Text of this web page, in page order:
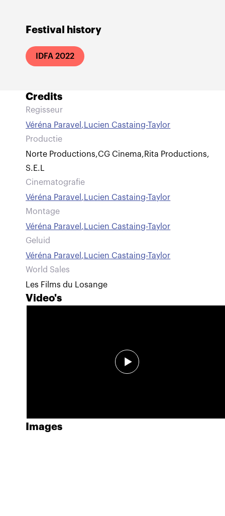
Festival history
IDFA 2022
Credits
Regisseur
Véréna Paravel , Lucien Castaing-Taylor
Productie
Norte Productions,CG Cinema,Rita Productions,
S.E.L
Cinematografie
Véréna Paravel , Lucien Castaing-Taylor
Montage
Véréna Paravel , Lucien Castaing-Taylor
Geluid
Véréna Paravel , Lucien Castaing-Taylor
World Sales
Les Films du Losange
Video's
Images